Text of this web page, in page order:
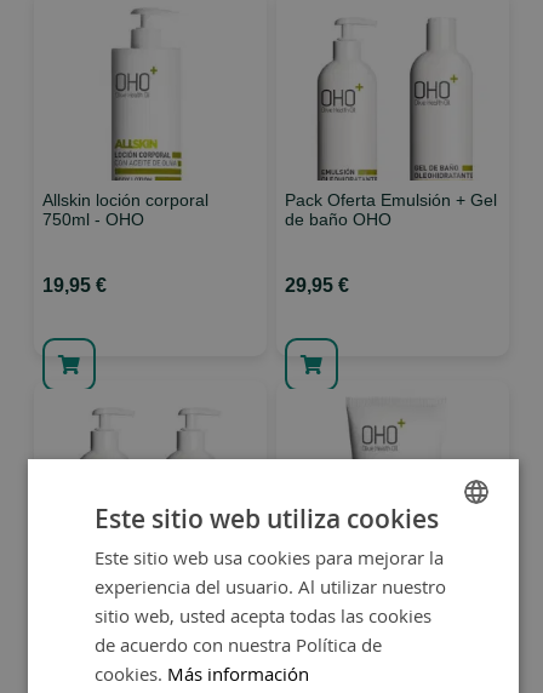
Allskin loción corporal
750ml - OHO
19,95 €
Pack Oferta Emulsión + Gel
de baño OHO
29,95 €
Pack Duplo Emulsión
Oleohidratante - OHO
36,95 €
Crema Reparadora Forte
20+20 100ml - OHO
12,49 €
SPANISH
ENGLISH
Este sitio web utiliza cookies
Este sitio web usa cookies para mejorar la
experiencia del usuario. Al utilizar nuestro
sitio web, usted acepta todas las cookies
de acuerdo con nuestra Política de
cookies. Más información